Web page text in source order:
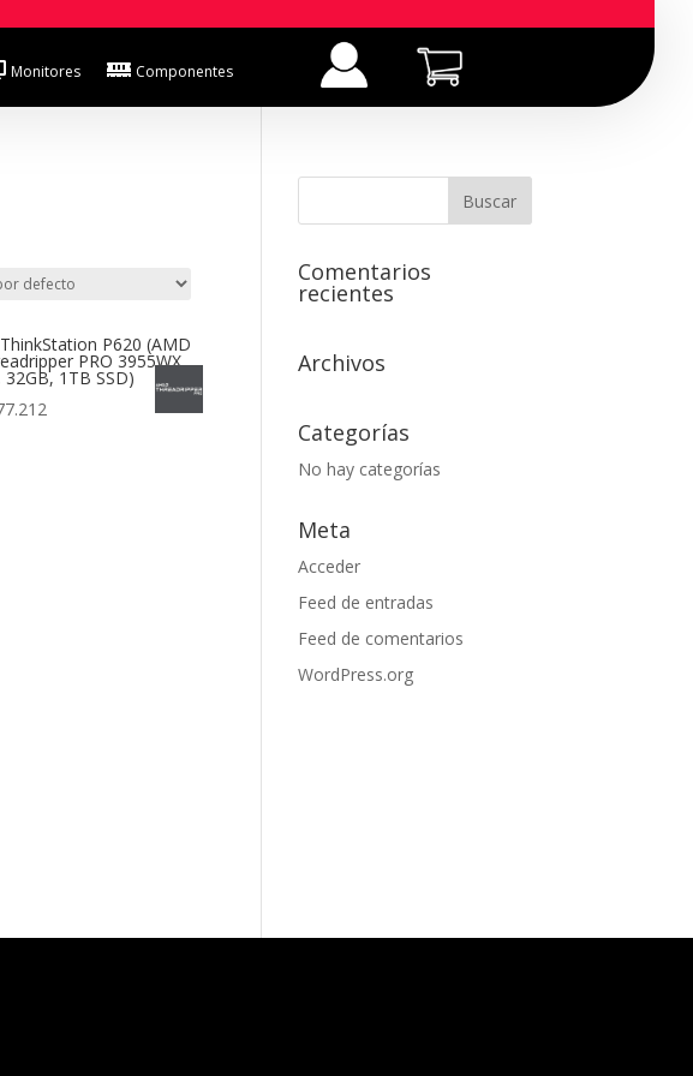
Monitores Componentes
P620 (AMD
PRO 3955WX,
32GB, 1TB SSD)
Comentarios
recientes
Archivos
Categorías
No hay categorías
Meta
Acceder
Feed de entradas
Feed de comentarios
WordPress.org